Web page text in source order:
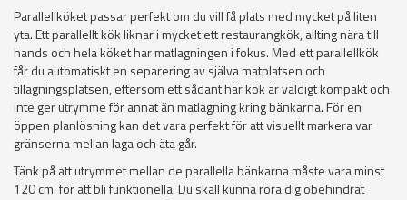
Parallellköket passar perfekt om du vill få plats med mycket på liten
yta. Ett parallellt kök liknar i mycket ett restaurangkök, allting nära till
hands och hela köket har matlagningen i fokus. Med ett parallellkök
får du automatiskt en separering av själva matplatsen och
tillagningsplatsen, eftersom ett sådant här kök är väldigt kompakt och
inte ger utrymme för annat än matlagning kring bänkarna. För en
öppen planlösning kan det vara perfekt för att visuellt markera var
gränserna mellan laga och äta går.
Tänk på att utrymmet mellan de parallella bänkarna måste vara minst
120 cm. för att bli funktionella. Du skall kunna röra dig obehindrat